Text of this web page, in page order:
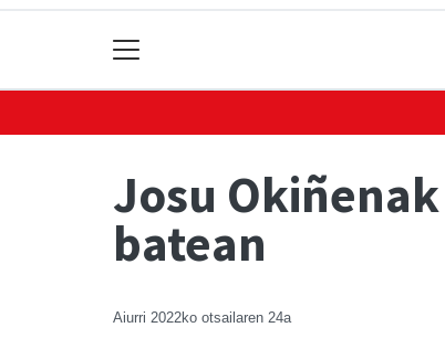
Josu
batean
Aiurri 2022ko otsailaren 24a